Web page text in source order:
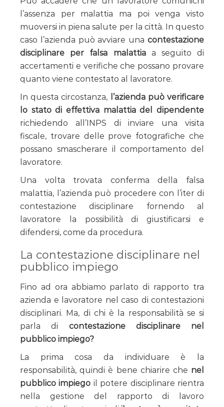
l’assenza per malattia ma poi venga visto
muoversi in piena salute per la città. In questo
caso l’azienda può avviare una contestazione
disciplinare per falsa malattiaa seguito di
accertamenti e verifiche che possano provare
quanto viene contestato al lavoratore.
In questa circostanza,
l’azienda può verificare
lo stato di effettiva malattia del dipendente
richiedendo all’INPS di inviare una visita
fiscale, trovare delle prove fotografiche che
possano smascherare il comportamento del
lavoratore.
Una volta trovata conferma della falsa
malattia, l’azienda può procedere con l’iter di
contestazione disciplinare fornendo al
lavoratore la possibilità di giustificarsi e
difendersi, come da procedura.
La contestazione disciplinare nel
pubblico impiego
Fino ad ora abbiamo parlato di rapporto tra
azienda e lavoratore nel caso di contestazioni
disciplinari. Ma, di chi è la responsabilità se si
parla di contestazione disciplinare nel
pubblico impiego?
La prima cosa da individuare è la
responsabilità, quindi è bene chiarire che nel
pubblico impiego il potere disciplinare rientra
nella gestione del rapporto di lavoro